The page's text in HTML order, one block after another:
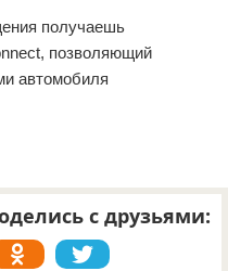
получаешь
позволяющий
автомобиля
с друзьями: